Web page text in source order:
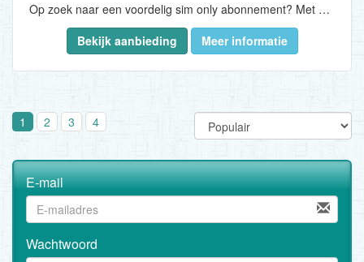
Op zoek naar een voordelig sim only abonnement? Met Lebara bel je slim én voordelig!..
Bekijk aanbieding
Meer informatie
1 2 3 4
E-mail
Wachtwoord